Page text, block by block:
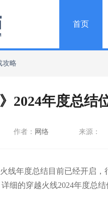
首页
攻略
2024年度总结
作者： 网络 来源：
线年度总结目前已经开启
细的穿越火线2024年度总